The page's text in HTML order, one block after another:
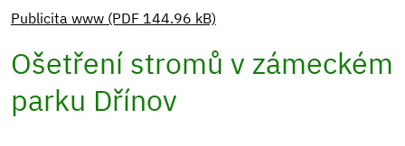
Publicita www (PDF 144.96 kB)
Ošetření stromů v zámeckém
parku Dřínov